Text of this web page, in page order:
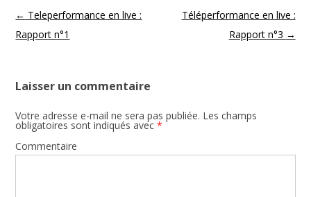
Navigation des articles
← Teleperformance en live :
Rapport n°1
Téléperformance en live :
Rapport n°3 →
Laisser un commentaire
Votre adresse e-mail ne sera pas publiée. Les champs
obligatoires sont indiqués avec*
Commentaire